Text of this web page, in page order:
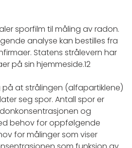
sporfilm til måling av radon.
analyse kan bestilles fra
Statens strålevern har
på sin hjemmeside.12
at strålingen (alfapartiklene)
seg spor. Antall spor er
og
behov for oppfølgende
for målinger som viser